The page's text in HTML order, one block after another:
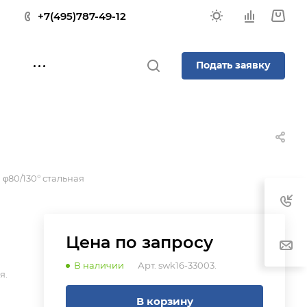
+7(495)787-49-12
Подать заявку
130° стальная
Цена по запросу
В наличии Арт. swk16-33003.
В корзину